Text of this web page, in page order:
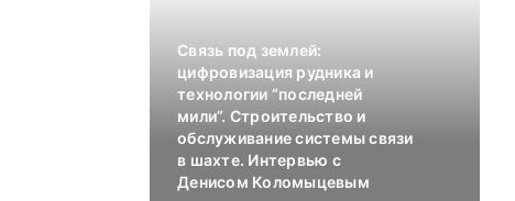
Связь под землей:
цифровизация рудника и
технологии “последней
мили”. Строительство и
обслуживание системы связи
в шахте. Интервью с
Денисом Коломыцевым